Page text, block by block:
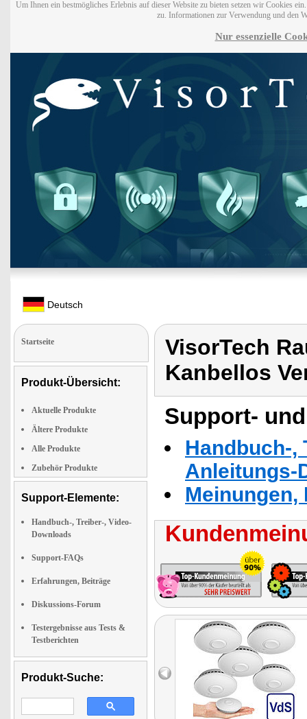
Um Ihnen ein bestmögliches Erlebnis auf dieser Website zu bieten setzen wir Cookies
zu. Informationen zur Verwendung und den
Nur essenzielle
Deutsch
Startseite
Produkt-Übersicht:
Aktuelle Produkte
Ältere Produkte
Alle Produkte
Zubehör Produkte
Support-Elemente:
Handbuch-, Treiber-, Video-
Downloads
Support-FAQs
Erfahrungen, Beiträge
Diskussions-Forum
Testergebnisse aus Tests &
Testberichten
Produkt-Suche:
VisorTech
Kanbellos
Support-
Handbuch-,
Anleitungs-